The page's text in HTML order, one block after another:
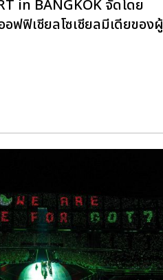
in BANGKOK จัดโดย
ฟิเชียลโซเชียลมีเดียของผู้